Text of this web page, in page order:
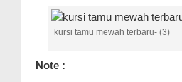
kursi tamu mewah terbaru- (3)
Note :